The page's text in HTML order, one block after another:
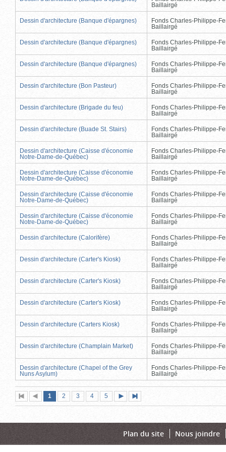
Baillairgé
Dessin d'architecture (Banque d'épargnes)
Fonds Charles-Philippe-
Baillairgé
Dessin d'architecture (Banque d'épargnes)
Fonds Charles-Philippe-
Baillairgé
Dessin d'architecture (Banque d'épargnes)
Fonds Charles-Philippe-
Baillairgé
Dessin d'architecture (Bon Pasteur)
Fonds Charles-Philippe-
Baillairgé
Dessin d'architecture (Brigade du feu)
Fonds Charles-Philippe-
Baillairgé
Dessin d'architecture (Buade St. Stairs)
Fonds Charles-Philippe-
Baillairgé
Dessin d'architecture (Caisse d'économie
Notre-Dame-de-Québec)
Fonds Charles-Philippe-
Baillairgé
Dessin d'architecture (Caisse d'économie
Notre-Dame-de-Québec)
Fonds Charles-Philippe-
Baillairgé
Dessin d'architecture (Caisse d'économie
Notre-Dame-de-Québec)
Fonds Charles-Philippe-
Baillairgé
Dessin d'architecture (Caisse d'économie
Notre-Dame-de-Québec)
Fonds Charles-Philippe-
Baillairgé
Dessin d'architecture (Calorifère)
Fonds Charles-Philippe-
Baillairgé
Dessin d'architecture (Carter's Kiosk)
Fonds Charles-Philippe-
Baillairgé
Dessin d'architecture (Carter's Kiosk)
Fonds Charles-Philippe-
Baillairgé
Dessin d'architecture (Carter's Kiosk)
Fonds Charles-Philippe-
Baillairgé
Dessin d'architecture (Carters Kiosk)
Fonds Charles-Philippe-
Baillairgé
Dessin d'architecture (Champlain Market)
Fonds Charles-Philippe-
Baillairgé
Dessin d'architecture (Chapel of the Grey
Nuns Asylum)
Fonds Charles-Philippe-
Baillairgé
Première
page
Page
précédente
Page
1 (page
actuelle)
Page
2 Page
3 Page
4 Page
5
suivante
page
Plan du site Nous joindre